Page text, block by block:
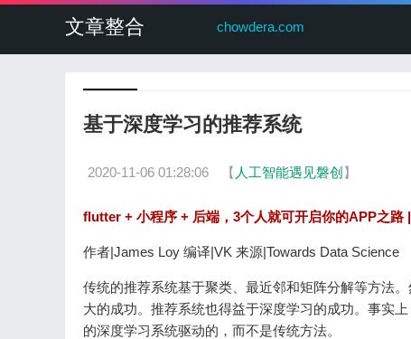
文章整合 chowdera.com
基于深度学习的推荐系统
2020-11-06 01:28:06 【 人工智能遇见磐创 】
flutter + 小程序 + 后端，3个人就可开启你的APP之路
作者|James Loy 编译|VK 来源|Towards Data Science
传统的推荐系统基于聚类、最近邻和矩阵分解等方法
大的成功。推荐系统也得益于深度学习的成功。事实
的深度学习系统驱动的，而不是传统方法。